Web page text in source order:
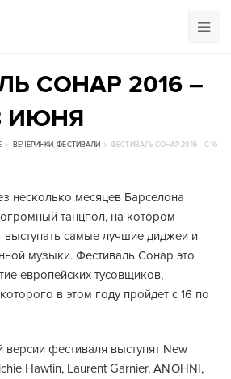
СОНАР 2016 –
ИЮНЯ
ВЕЧЕРИНКИ,ФЕСТИВАЛИ
ФЕСТИВАЛЬ СОНАР 2016 – С 16
несколько месяцев Барселона
танцпол, на котором
самые лучшие диджеи и
музыки. Фестиваль Сонар это
европейских тусовщиков,
в этом году пройдет с 16 по
версии фестиваля выступят New
Hawtin, Laurent Garnier, ANOHNI,